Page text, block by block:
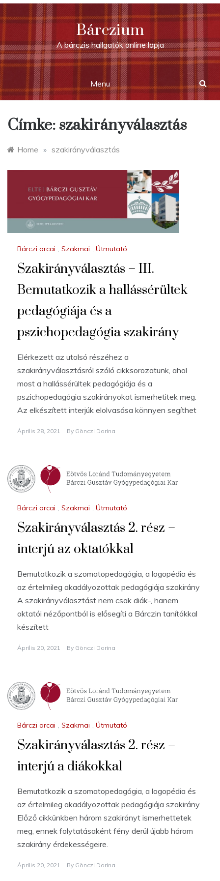
Skip
to
content
Bárczium
A bárczis hallgatók online lapja
Menu
Címke: szakirányválasztás
Home » szakirányválasztás
Bárczi arcai Szakmai Útmutató
Szakirányválasztás – III.
Bemutatkozik a hallássérültek
pedagógiája és a
pszichopedagógia szakirány
Elérkezett az utolsó részéhez a
szakirányválasztásról szóló cikksorozatunk, ahol
most a hallássérültek pedagógiája és a
pszichopedagógia szakirányokat ismerhetitek meg.
Az elkészített interjúk elolvasása könnyen segíthet
Április 28, 2021 By Gönczi Dorina
Bárczi arcai , Szakmai , Útmutató
Szakirányválasztás 2. rész –
interjú az oktatókkal
Bemutatkozik a szomatopedagógia, a logopédia és
az értelmileg akadályozottak pedagógiája szakirány
A szakirányválasztást nem csak diák-, hanem
oktatói nézőpontból is elősegíti a Bárczin tanítókkal
készített
Április 20, 2021 By Gönczi Dorina
Bárczi arcai , Szakmai , Útmutató
Szakirányválasztás 2. rész –
interjú a diákokkal
Bemutatkozik a szomatopedagógia, a logopédia és
az értelmileg akadályozottak pedagógiája szakirány
Előző cikkünkben három szakirányt ismerhettetek
meg, ennek folytatásaként fény derül újabb három
szakirány érdekességeire.
Április 20, 2021 By Gönczi Dorina